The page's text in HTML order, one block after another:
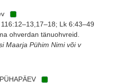
Lk 6:43–49
ohverdan tänuohvreid.
Maarja Pühim Nimi või v